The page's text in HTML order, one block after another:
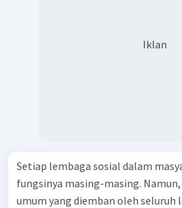
Iklan
Setiap lembaga sosial dalam
fungsinya masing-masing.
umum yang diemban oleh seluruh